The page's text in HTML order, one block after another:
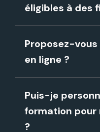
éligibles à des
Proposez-
en ligne ?
Puis-je
formation pour
?